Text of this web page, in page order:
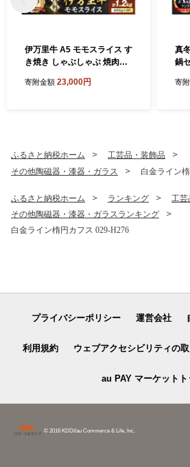
伊万里牛 A5 モモスライス す
き焼き しゃぶしゃぶ 焼肉用
国産 牛肉 赤身 薄切り 小分け
寄附金額 23,000円
真
鍋
寄
ふるさと納税ホーム
工芸品・装飾品
その他陶磁器・漆器・ガラス
白金ライン
ふるさと納税ホーム ランキング
工
その他陶磁器・漆器・ガラスランキング
白金ライン楕円カフス 029-H276
プライバシーポリシー 運営会社
利用規約 ウェブアクセシビリティの
au PAY マーケットト
© 2016 KDDI/au Commerce & Life, Inc.